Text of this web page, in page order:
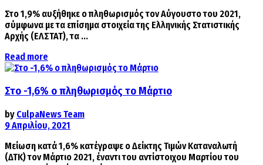
Στο 1,9% αυξήθηκε ο πληθωρισμός τον Αύγουστο του 2021,
σύμφωνα με τα επίσημα στοιχεία της Ελληνικής Στατιστικής
Αρχής (ΕΛΣΤΑΤ), τα ...
Read more
Στο -1,6% ο πληθωρισμός το Μάρτιο
by CulpaNews Team
9 Απριλίου, 2021
Μείωση κατά 1,6% κατέγραψε ο Δείκτης Τιμών Καταναλωτή
(ΔΤΚ) τον Μάρτιο 2021, έναντι του αντίστοιχου Μαρτίου του